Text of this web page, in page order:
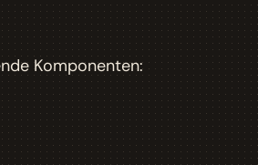
Komponenten: